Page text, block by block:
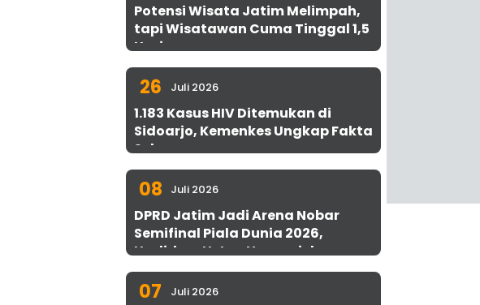
Potensi Wisata Jatim Melimpah,
tapi Wisatawan Cuma Tinggal 1,5
Hari
26 Juli 2026
1.183 Kasus HIV Ditemukan di
Sidoarjo, Kemenkes Ungkap Fakta
Sebenarnya
08 Juli 2026
DPRD Jatim Jadi Arena Nobar
Semifinal Piala Dunia 2026,
Hadirkan Uston Nawawi dan
UMKM Gratis untuk 1.000 Warga
07 Juli 2026